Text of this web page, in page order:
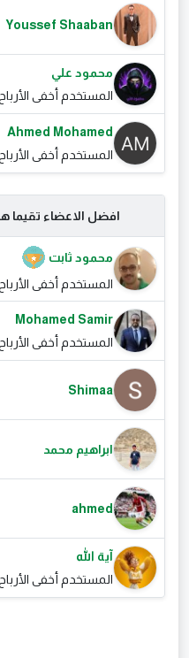
Youssef Shaaban
محمود علي
المستخدم أخفى الأرباح
Ahmed Mohamed
المستخدم أخفى الأرباح
افضل الاعضاء تقيما
محمود ثابت
المستخدم أخفى الأرباح
Mohamed Samir
المستخدم أخفى الأرباح
Shimaa
ابراهيم محمد
ahmed
آية الله
المستخدم أخفى الأرباح